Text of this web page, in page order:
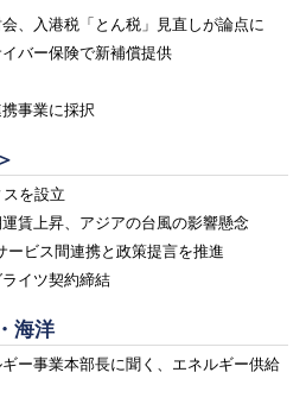
、入港税「とん税」見直しが論点に
バー保険で新補償提供
事業に採択
を設立
賃上昇、アジアの台風の影響懸念
ービス間連携と政策提言を推進
イツ契約締結
海洋
ー事業本部長に聞く、エネルギー供給